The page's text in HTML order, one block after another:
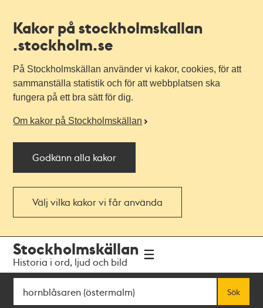
Kakor på stockholmskallan
.stockholm.se
På Stockholmskällan använder vi kakor, cookies, för att
sammanställa statistik och för att webbplatsen ska
fungera på ett bra sätt för dig.
Om kakor på Stockholmskällan
Godkänn alla kakor
Välj vilka kakor vi får använda
navigationen
huvudinnehållet
Stockholmskällan
Historia i ord, ljud och bild
Sök
Sök